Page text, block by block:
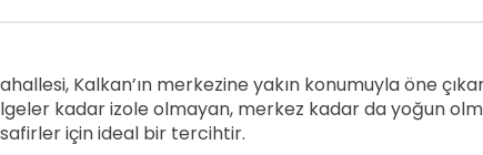
Kalkan’ın merkezine yakın konumuyla öne
kadar izole olmayan, merkez kadar da yoğun
için ideal bir tercihtir.